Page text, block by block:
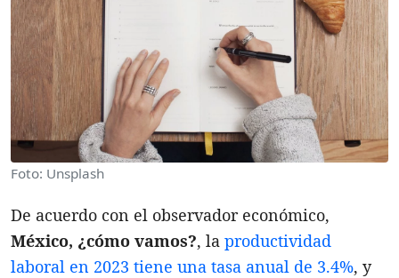
Foto: Unsplash
De acuerdo con el observador económico,
México, ¿cómo vamos?, la productividad
laboral en 2023 tiene una tasa anual de 3.4%, y